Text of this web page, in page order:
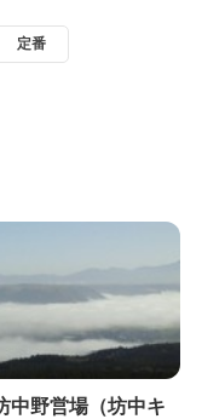
定番
中野営場（坊中キ